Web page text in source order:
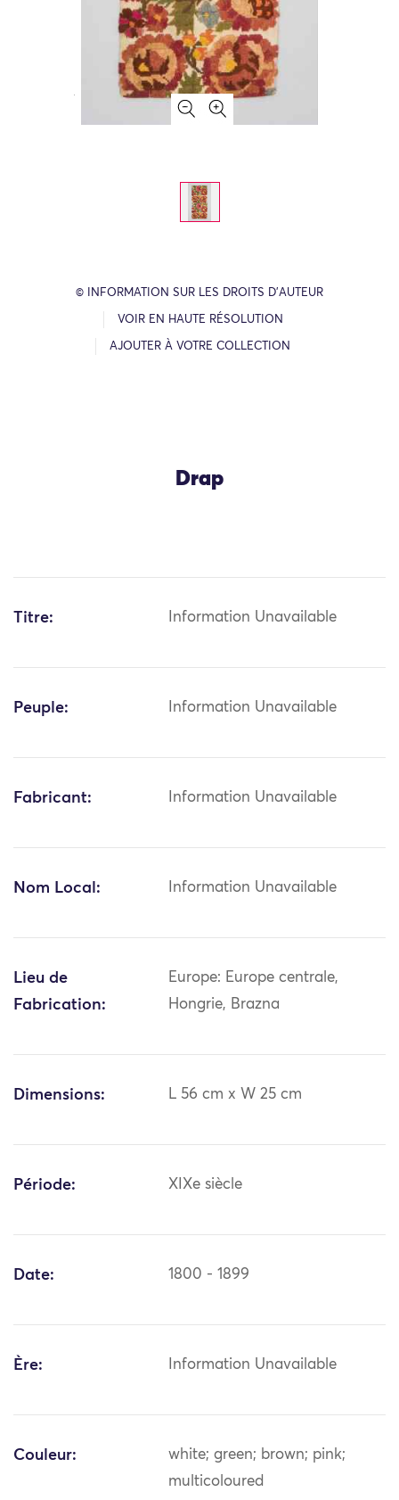
© INFORMATION SUR LES DROITS D’AUTEUR
VOIR EN HAUTE RÉSOLUTION
AJOUTER À VOTRE COLLECTION
Drap
Titre: Information Unavailable
Peuple: Information Unavailable
Fabricant: Information Unavailable
Nom Local: Information Unavailable
Lieu de
Fabrication:
Europe: Europe centrale,
Hongrie, Brazna
Dimensions: L 56 cm x W 25 cm
Période: XIXe siècle
Date: 1800 - 1899
Ère: Information Unavailable
Couleur:
white; green; brown; pink;
multicoloured